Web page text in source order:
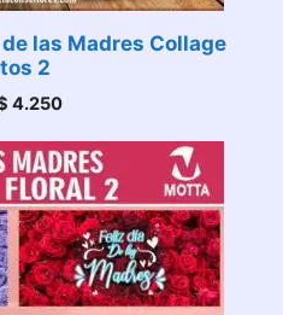
las Madres Collage
2
4.250